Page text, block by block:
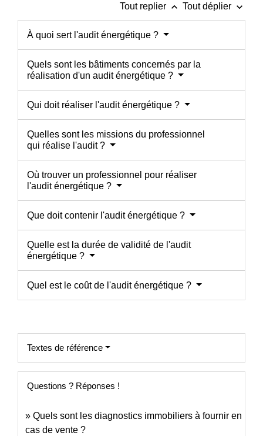
Tout replier keyboard_arrow_up Tout déplier keyboard_arrow_down
À quoi sert l'audit énergétique ?
Quels sont les bâtiments concernés par la
réalisation d'un audit énergétique ?
Qui doit réaliser l'audit énergétique ?
Quelles sont les missions du professionnel
qui réalise l'audit ?
Où trouver un professionnel pour réaliser
l'audit énergétique ?
Que doit contenir l'audit énergétique ?
Quelle est la durée de validité de l'audit
énergétique ?
Quel est le coût de l'audit énergétique ?
Textes de référence
Questions ? Réponses !
Quels sont les diagnostics immobiliers à fournir en
cas de vente ?